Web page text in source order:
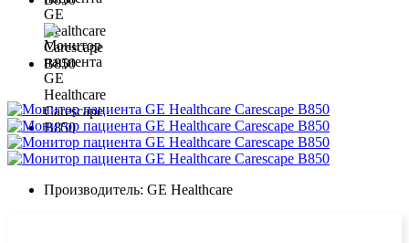
Производитель: GE Healthcare